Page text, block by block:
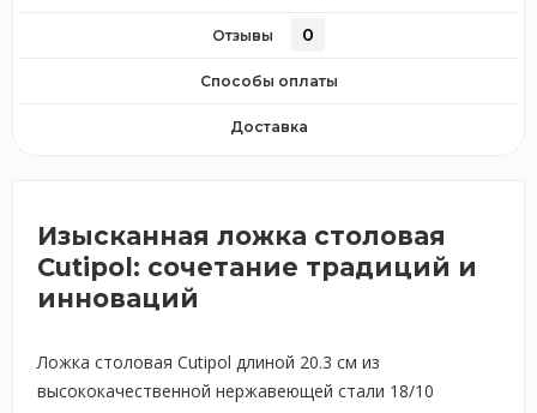
Отзывы 0
Способы оплаты
Доставка
Изысканная ложка столовая
Cutipol: сочетание традиций и
инноваций
Ложка столовая Cutipol длиной 20.3 см из
высококачественной нержавеющей стали 18/10